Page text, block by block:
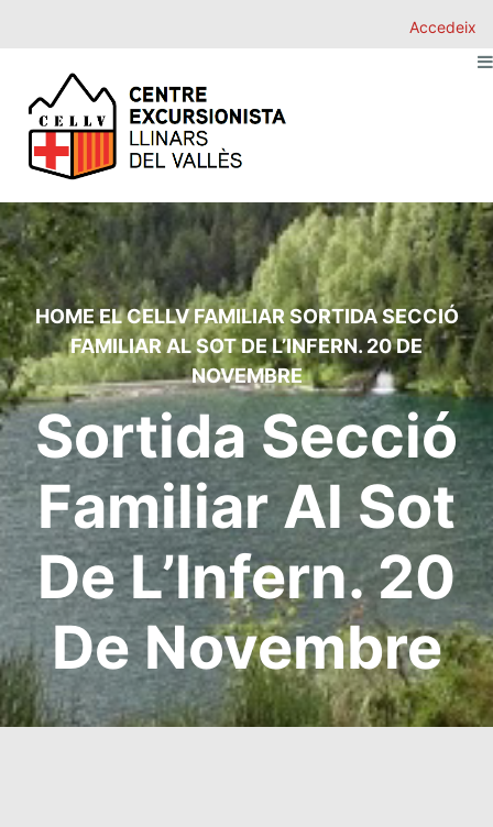
Accedeix
HOMEEL CELLV FAMILIAR SORTIDA SECCIÓ
FAMILIAR AL SOT DE L’INFERN. 20 DE
NOVEMBRE
Sortida Secció
Familiar Al Sot
De L’Infern. 20
De Novembre